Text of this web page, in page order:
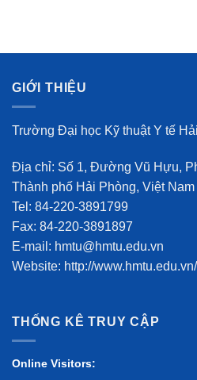
GIỚI THIỆU
Trường Đại học Kỹ thuật Y tế
Địa chỉ: Số 1, Đường Vũ Hựu,
Thành phố Hải Phòng, Việt Nam
Tel: 84-220-3891799
Fax: 84-220-3891897
E-mail: hmtu@hmtu.edu.vn
Website: http://
THỐNG KÊ TRUY CẬP
Online Visitors: